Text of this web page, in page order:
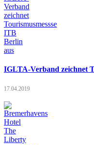
IGLTA-Verband zeichnet
17.04.2019